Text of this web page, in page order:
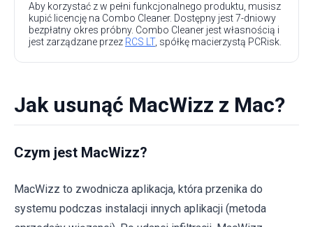
Aby korzystać z w pełni funkcjonalnego produktu, musisz
kupić licencję na Combo Cleaner. Dostępny jest 7-dniowy
bezpłatny okres próbny. Combo Cleaner jest własnością i
jest zarządzane przez RCS LT, spółkę macierzystą PCRisk.
Jak usunąć MacWizz z Mac?
Czym jest MacWizz?
MacWizz to zwodnicza aplikacja, która przenika do
systemu podczas instalacji innych aplikacji (metoda